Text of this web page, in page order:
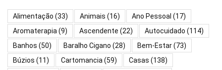
Alimentação (33) Animais (16) Ano Pessoal (17)
Aromaterapia (9) Ascendente (22) Autocuidado (114)
Banhos (50) Baralho Cigano (28) Bem-Estar(73)
Búzios (11) Cartomancia (59) Casas (138)